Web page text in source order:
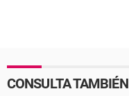
CONSULTA TAMBIÉN